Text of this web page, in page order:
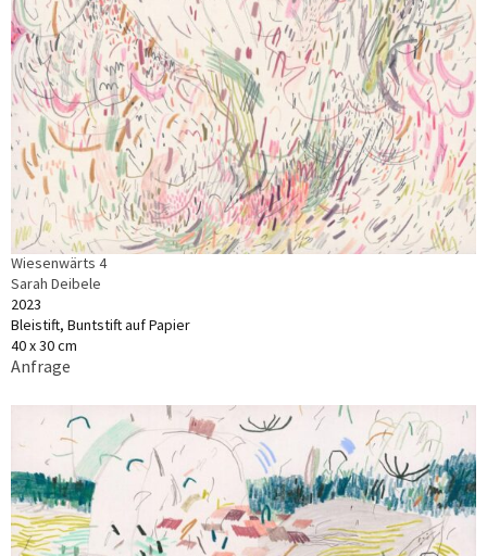
Wiesenwärts 4
Sarah Deibele
2023
Bleistift, Buntstift auf Papier
40 x 30 cm
Anfrage